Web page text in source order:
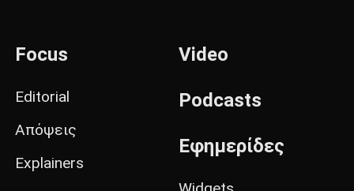
Focus
Editorial
Απόψεις
Explainers
Video
Podcasts
Εφημερίδες